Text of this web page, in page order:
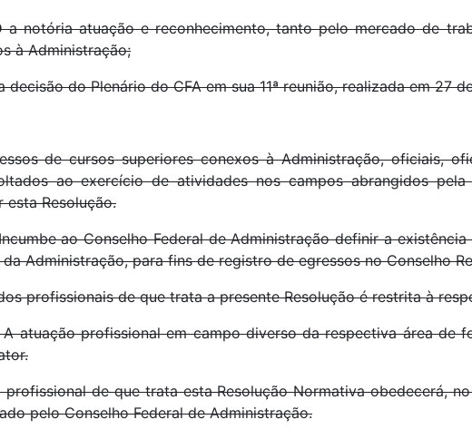
a notória atuação e reconhecimento, tanto pelo mercado de
à Administração;
decisão do Plenário do CFA em sua 11ª reunião, realizada em 27
cursos superiores conexos à Administração, oficiais,
ao exercício de atividades nos campos abrangidos
Resolução.
ao Conselho Federal de Administração definir a
Administração, para fins de registro de egressos no Conselho
de que trata a presente Resolução é restrita à
A atuação profissional em campo diverso da respectiva área de
de que trata esta Resolução Normativa obedecerá, no
pelo Conselho Federal de Administração.